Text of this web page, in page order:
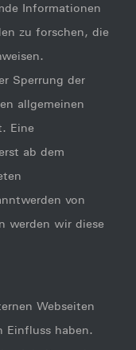
Informationen
zu forschen, die
Sperrung der
allgemeinen
Eine
ab dem
von
werden wir diese
Webseiten
Einfluss haben.